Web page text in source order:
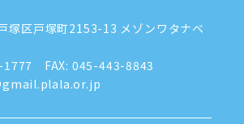
2024年5月(2)
2024年4月
2024年3月(8)
2024年1月(3)
塚区戸塚町2153-13 メゾンワタナベ
FAX: 045-443-8843